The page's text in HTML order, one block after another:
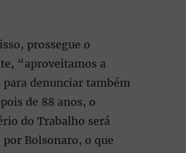
prossegue o
“aproveitamos a
para denunciar também
de 88 anos, o
do Trabalho será
Bolsonaro, o que